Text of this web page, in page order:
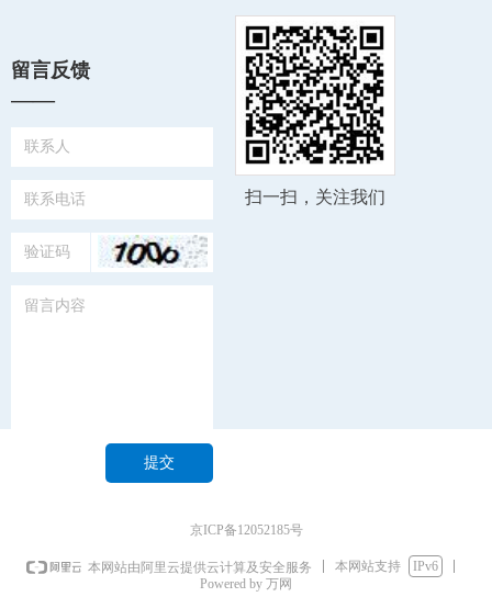
扫一扫，关注我们
提交
留言反馈
——
京ICP备12052185号
本网站由阿里云提供云计算及安全服务 本网站支持
IPv6
Powered by 万网